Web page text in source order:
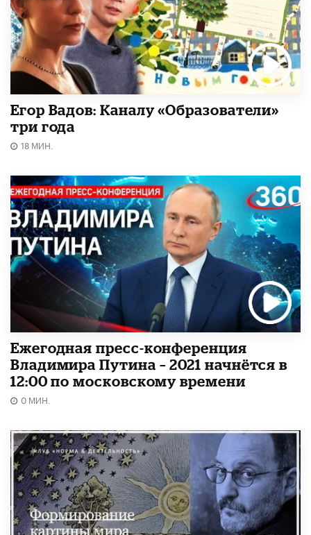
Егор Вадов: Каналу «Образователи»
три года
18 МИН.
Ежегодная пресс-конференция
Владимира Путина – 2021 начнётся в
12:00 по московскому времени
0 МИН.